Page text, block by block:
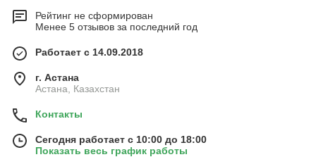
Рейтинг не сформирован
Менее 5 отзывов за последний год
Работает с 14.09.2018
г. Астана
Астана, Казахстан
Контакты
Сегодня работает с 10:00 до 18:00
Показать весь график работы